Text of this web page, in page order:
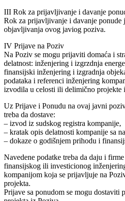
III Rok za prijavljivanje i davanje
Rok za prijavljivanje i davanje ponude
objavljivanja ovog javiog poziva.
IV Prijave na Poziv
Na Poziv se mogu prijaviti domaća i
delatnost: inženjering i izgrzdnja
finansijski inženjering i izgradnja
podataka i referenci inženjering
izvodila u celosti ili delimično projekte
Uz Prijave i Ponudu na ovaj javni
treba da dostave:
– izvod iz sudskog registra kompanije,
– kratak opis delatnosti kompanije sa
– dokaze o godišnjem prihodu i
Navedene podatke treba da daju i
finansijskog ili investicionog
kompanijom koja se prijavljuje na
projekta.
Prijave sa ponudom se mogu dostaviti